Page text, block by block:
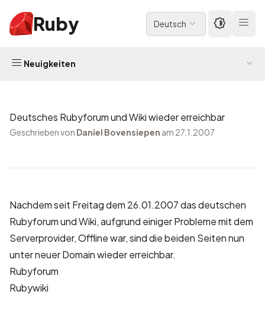
Ruby Deutsch
Neuigkeiten
Deutsches Rubyforum und Wiki wieder erreichbar
Geschrieben von Daniel Bovensiepen am 27.1.2007
Nachdem seit Freitag dem 26.01.2007 das deutschen
Rubyforum und Wiki, aufgrund einiger Probleme mit dem
Serverprovider, Offline war, sind die beiden Seiten nun
unter neuer Domain wieder erreichbar.
Rubyforum
Rubywiki